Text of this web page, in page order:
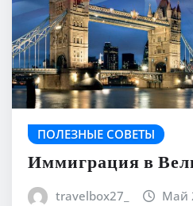
ПОЛЕЗНЫЕ СОВЕТЫ
Иммиграция в
travelbox27_ Май